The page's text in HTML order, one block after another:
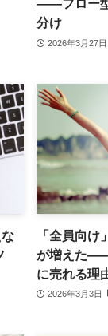
——フロー
分け
2026年3月27日
「全員向
が増えた
に売れる理
2026年3月3日